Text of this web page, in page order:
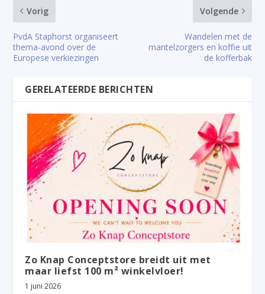
Vorig
PvdA Staphorst organiseert
thema-avond over de
Europese verkiezingen
Volgende
Wandelen met de
mantelzorgers en koffie uit
de kofferbak
GERELATEERDE BERICHTEN
Zo Knap Conceptstore breidt uit met
maar liefst 100 m² winkelvloer!
1 juni 2026